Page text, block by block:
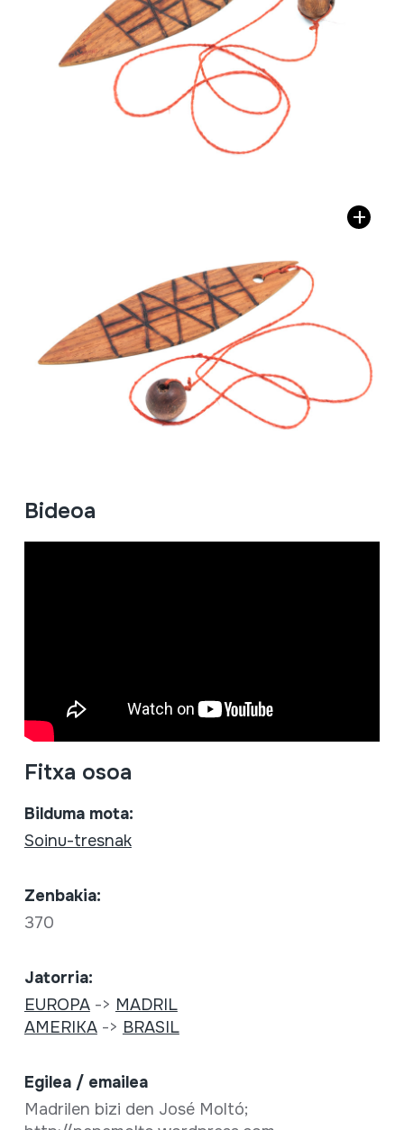
Bideoa
Fitxa osoa
Bilduma mota:
Soinu-tresnak
Zenbakia:
370
Jatorria:
EUROPA-> MADRIL
AMERIKA-> BRASIL
Egilea / emailea
Madrilen bizi den José Moltó;